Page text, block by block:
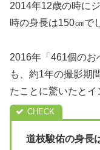
2014年12歳の時に
時の身長は150㎝で
2016年「461個のお
も、約1年の撮影期
たことに驚いたとイ
道枝駿佑の身長